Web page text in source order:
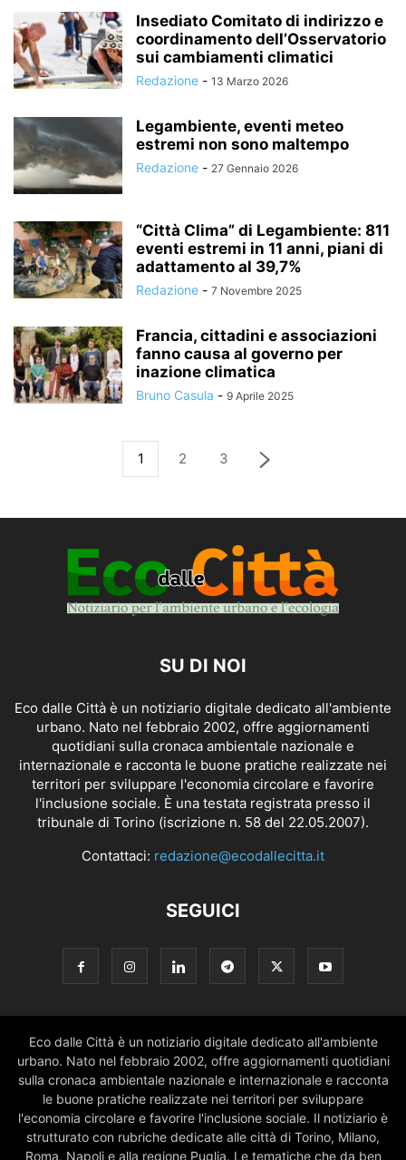
Insediato Comitato di indirizzo e
coordinamento dell’Osservatorio
sui cambiamenti climatici
Redazione - 13 Marzo 2026
Legambiente, eventi meteo
estremi non sono maltempo
Redazione - 27 Gennaio 2026
“Città Clima” di Legambiente: 811
eventi estremi in 11 anni, piani di
adattamento al 39,7%
Redazione - 7 Novembre 2025
Francia, cittadini e associazioni
fanno causa al governo per
inazione climatica
Bruno Casula - 9 Aprile 2025
1 2 3
SU DI NOI
Eco dalle Città è un notiziario digitale dedicato all'ambiente
urbano. Nato nel febbraio 2002, offre aggiornamenti
quotidiani sulla cronaca ambientale nazionale e
internazionale e racconta le buone pratiche realizzate nei
territori per sviluppare l'economia circolare e favorire
l'inclusione sociale. È una testata registrata presso il
tribunale di Torino (iscrizione n. 58 del 22.05.2007).
Contattaci: redazione@ecodallecitta.it
SEGUICI
Eco dalle Città è un notiziario digitale dedicato all'ambiente
urbano. Nato nel febbraio 2002, offre aggiornamenti quotidiani
sulla cronaca ambientale nazionale e internazionale e racconta
le buone pratiche realizzate nei territori per sviluppare
l'economia circolare e favorire l'inclusione sociale. Il notiziario è
strutturato con rubriche dedicate alle città di Torino, Milano,
Roma, Napoli e alla regione Puglia. Le tematiche che da ben